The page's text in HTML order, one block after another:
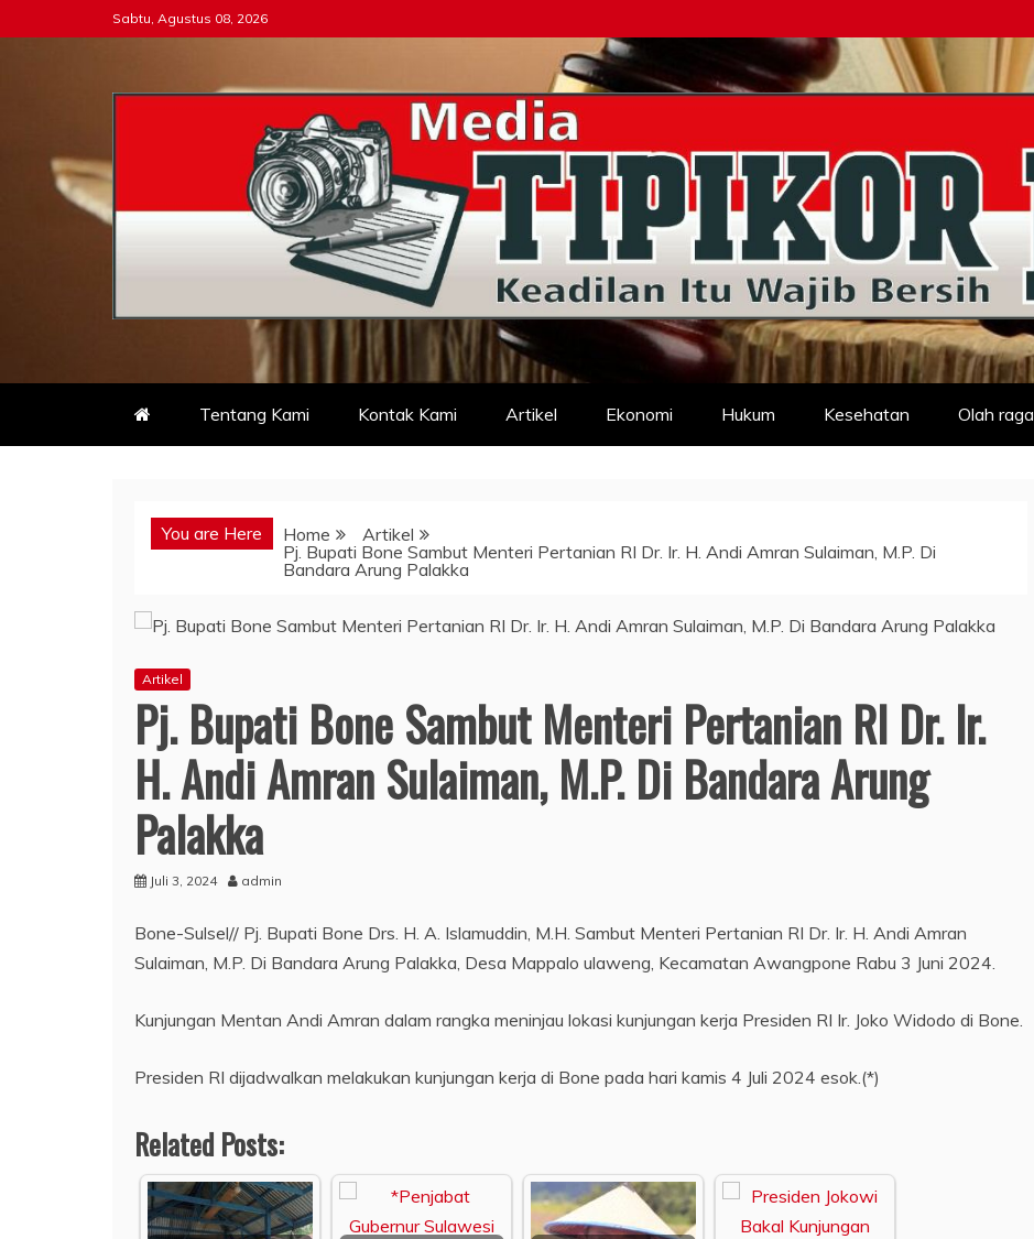
to
Sabtu, Agustus 08, 2026
Tipikor-ri-online.my.id
Keadilan Itu Wajib Bersih
Tentang Kami Kontak Kami Artikel Ekonomi Hukum Kesehatan Olah raga
You are Here Home
Artikel
Pj. Bupati Bone Sambut Menteri Pertanian RI Dr. Ir. H. Andi Amran Sulaiman, M.P. Di
Bandara Arung Palakka
Artikel
Pj. Bupati Bone Sambut Menteri Pertanian RI Dr. Ir.
H. Andi Amran Sulaiman, M.P. Di Bandara Arung
Palakka
Juli 3, 2024 admin
Bone-Sulsel// Pj. Bupati Bone Drs. H. A. Islamuddin, M.H. Sambut Menteri Pertanian RI Dr. Ir. H. Andi Amran
Sulaiman, M.P. Di Bandara Arung Palakka, Desa Mappalo ulaweng, Kecamatan Awangpone Rabu 3 Juni 2024.
Kunjungan Mentan Andi Amran dalam rangka meninjau lokasi kunjungan kerja Presiden RI Ir. Joko Widodo di Bone.
Presiden RI dijadwalkan melakukan kunjungan kerja di Bone pada hari kamis 4 Juli 2024 esok.(*)
Related Posts: